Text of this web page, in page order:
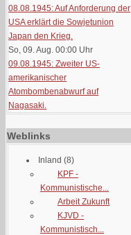
08.08.1945: Auf Anforderung der
USA erklärt die Sowjetunion
Japan den Krieg.
So, 09. Aug. 00:00 Uhr
09.08.1945: Zweiter US-
amerikanischer
Atombombenabwurf auf
Nagasaki.
Weblinks
Inland (8)
KPF -
Kommunistische...
Arbeit Zukunft
KJVD -
Kommunistisch...